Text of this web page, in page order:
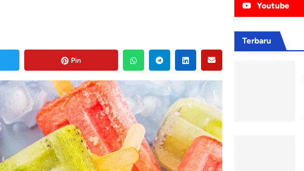
Pin
Youtube
Terbaru